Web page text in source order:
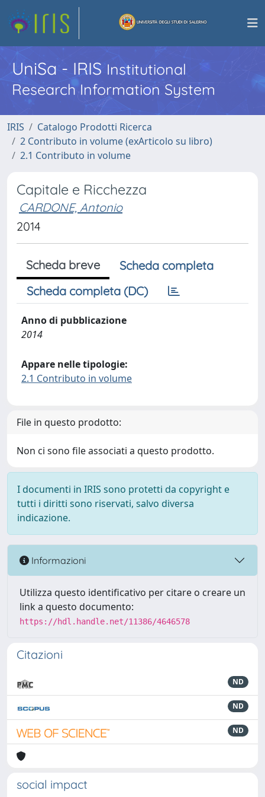
UniSa - IRISInstitutional
Research Information System
IRIS
Catalogo Prodotti Ricerca
2 Contributo in volume (exArticolo su libro)
2.1 Contributo in volume
Capitale e Ricchezza
CARDONE, Antonio
2014
Scheda breve
Scheda completa
Scheda completa (DC)
Anno di pubblicazione
2014
Appare nelle tipologie:
2.1 Contributo in volume
File in questo prodotto:
Non ci sono file associati a questo prodotto.
I documenti in IRIS sono protetti da copyright e
tutti i diritti sono riservati, salvo diversa
indicazione.
Informazioni
Utilizza questo identificativo per citare o creare un
link a questo documento:
https://hdl.handle.net/11386/4646578
Citazioni
ND
ND
ND
social impact